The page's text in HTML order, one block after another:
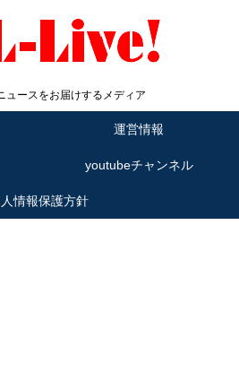
ュースをお届けするメディア
運営情報
youtubeチャンネル
情報保護方針